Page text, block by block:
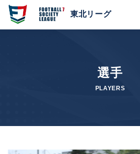
東北リーグ
選手
PLAYERS